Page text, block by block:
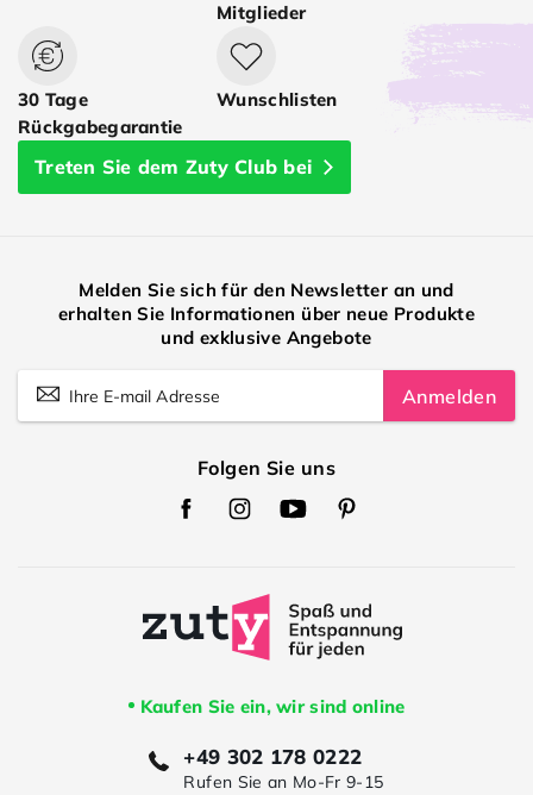
Mitglieder
30 Tage
Rückgabegarantie
Wunschlisten
Treten Sie dem Zuty Club bei
Melden Sie sich für den Newsletter an und
erhalten Sie Informationen über neue Produkte
und exklusive Angebote
Anmelden
Folgen Sie uns
Zuty
Facebook
Zuty
Instagram
Zuty
Youtube
Zuty
Pinterest
Kaufen Sie ein, wir sind online
+49 302 178 0222
Rufen Sie an Mo-Fr 9-15